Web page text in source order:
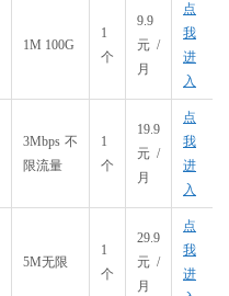
1M 100G
1
个
9.9
元/
月
点
我
进
入
3Mbps 不
限流量
1
个
19.9
元/
月
点
我
进
入
5M无限
1
个
29.9
元/
月
点
我
进